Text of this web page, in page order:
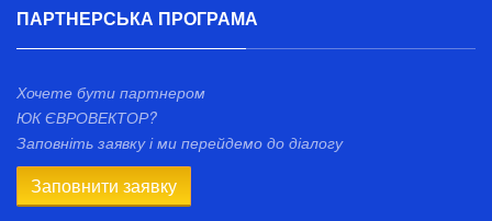
ПАРТНЕРСЬКА ПРОГРАМА
Хочете бути партнером
ЮК ЄВРОВЕКТОР?
Заповніть заявку і ми перейдемо до діалогу
Заповнити заявку